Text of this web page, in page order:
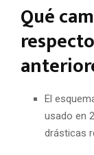
Qué
El
usado en
drásticas